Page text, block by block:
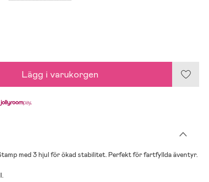
Lägg i varukorgen
med 3 hjul för ökad stabilitet. Perfekt för fartfyllda äventyr.